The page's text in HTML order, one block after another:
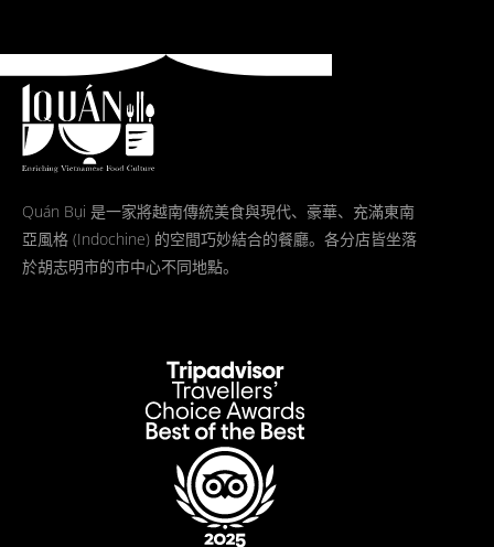
Quán Bụi 是一家將越南傳統美食與現代、豪華、充滿東南
亞風格 (Indochine) 的空間巧妙結合的餐廳。各分店皆坐落
於胡志明市的市中心不同地點。